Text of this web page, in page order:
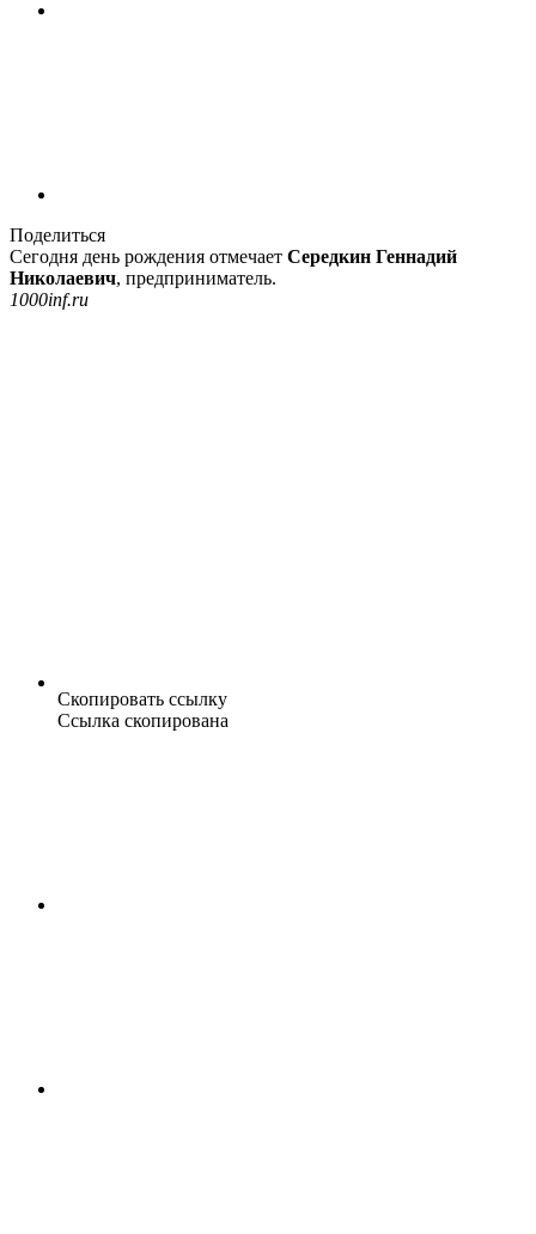
Поделиться
Сегодня день рождения отмечает Середкин Геннадий
Николаевич, предприниматель.
1000inf.ru
Скопировать ссылку
Ссылка скопирована